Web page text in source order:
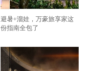
避暑+溜娃，万豪旅享家这
份指南全包了